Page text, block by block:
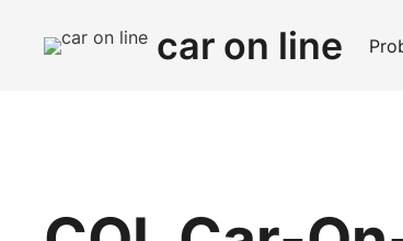
car on line